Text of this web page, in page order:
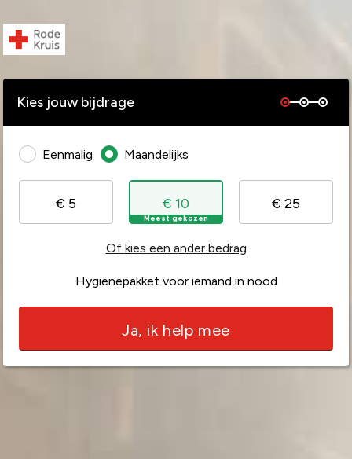
Kies jouw bijdrage
Eenmalig Maandelijks
€ 5 € 10
Meest gekozen
€ 25
Of kies een ander bedrag
Hygiënepakket voor iemand in nood
Ja, ik help mee